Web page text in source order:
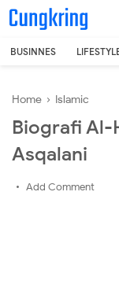
-->
BUSINNES
Home › Islamic
Biografi Al-
Asqalani
Add Comment